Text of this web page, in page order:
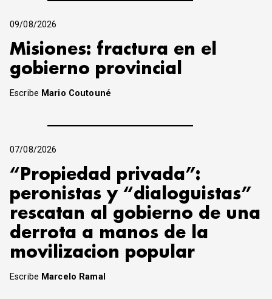
09/08/2026
Misiones: fractura en el
gobierno provincial
Escribe Mario Coutouné
07/08/2026
“Propiedad privada”:
peronistas y “dialoguistas”
rescatan al gobierno de una
derrota a manos de la
movilizacion popular
Escribe Marcelo Ramal